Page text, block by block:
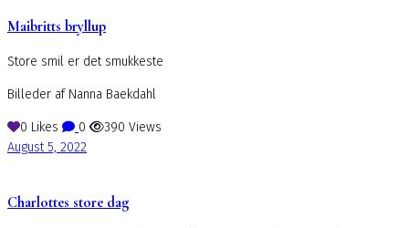
Maibritts bryllup
Store smil er det smukkeste
Billeder af Nanna Baekdahl
0 Likes 0 390 Views
August 5, 2022
Charlottes store dag